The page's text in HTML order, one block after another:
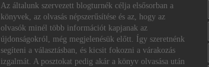
Az általunk szervezett blogturnék célja elsősorban a
könyvek, az olvasás népszerűsítése és az, hogy az
olvasók minél több információt kapjanak az
újdonságokról, még megjelenésük előtt. Így szeretnénk
segíteni a választásban, és kicsit fokozni a várakozás
izgalmát. A posztokat pedig akár a könyv olvasása után